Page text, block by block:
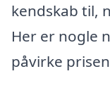
kendskab til,
Her er nogle
påvirke